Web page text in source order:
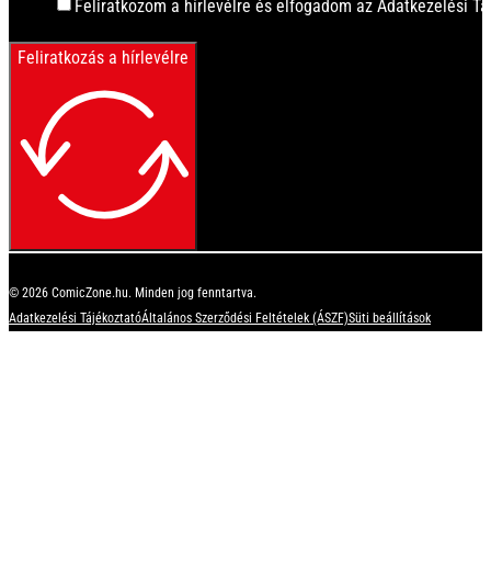
Feliratkozom a hírlevélre és elfogadom az Adatkezelési
Feliratkozás a hírlevélre
© 2026 ComicZone.hu. Minden jog fenntartva.
Adatkezelési TájékoztatóÁltalános Szerződési Feltételek (ÁSZF)Süti beállítások